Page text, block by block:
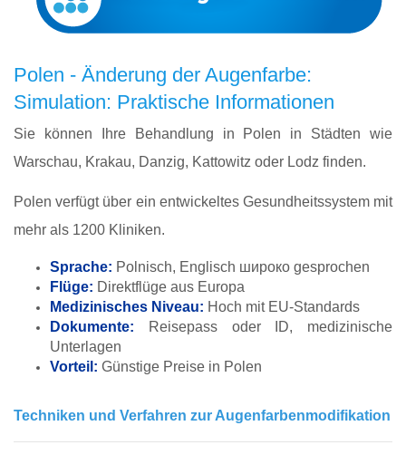
Polen - Änderung der Augenfarbe:
Simulation: Praktische Informationen
Sie können Ihre Behandlung in Polen in Städten wie
Warschau, Krakau, Danzig, Kattowitz oder Lodz finden.
Polen verfügt über ein entwickeltes Gesundheitssystem mit
mehr als 1200 Kliniken.
Sprache: Polnisch, Englisch широко gesprochen
Flüge: Direktflüge aus Europa
Medizinisches Niveau: Hoch mit EU-Standards
Dokumente:
Reisepass oder ID, medizinische
Unterlagen
Vorteil: Günstige Preise in Polen
Techniken und Verfahren zur Augenfarbenmodifikation